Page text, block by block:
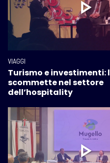
VIAGGI
Turismo e investimenti:
scommette nel settore
dell’hospitality